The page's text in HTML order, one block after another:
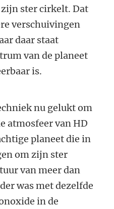
ster cirkelt. Dat
verschuivingen
daar staat
van de planeet
is.
nu gelukt om
atmosfeer van HD
planeet die in
om zijn ster
van meer dan
was met dezelfde
in de